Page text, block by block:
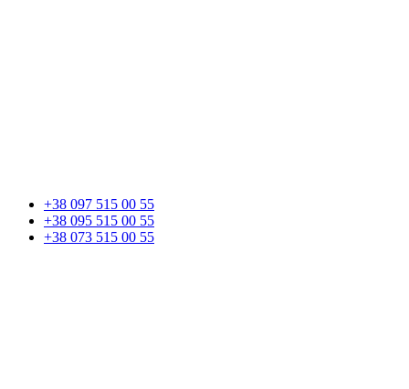
+38 097 515 00 55
+38 095 515 00 55
+38 073 515 00 55